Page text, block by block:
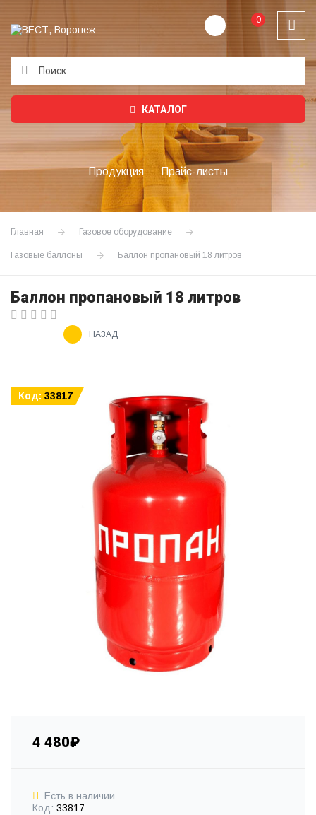
0
КАТАЛОГ
Продукция Прайс-листы
Главная Газовое оборудование
Газовые баллоны Баллон пропановый 18 литров
Баллон пропановый 18 литров
НАЗАД
Код: 33817
4 480₽
Есть в наличии
Код: 33817